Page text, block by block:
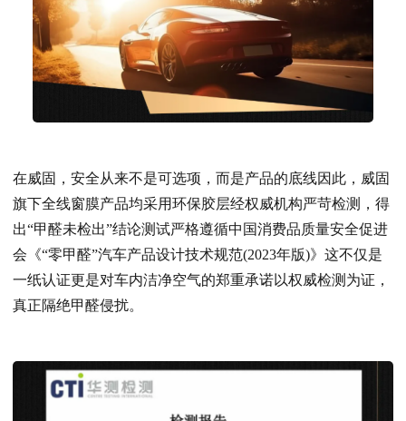
在威固 ，安全从来不是可选项，而是产品的底线因此，威固
旗下全线窗膜产品均采用环保胶层经权威机构严苛检测，得
出“甲醛未检出”结论测试严格遵循中国消费品质量安全促进
会《“零甲醛”汽车产品设计技术规范(2023年版)》这不仅是
一纸认证更是对车内洁净空气的郑重承诺以权威检测为证，
真正隔绝甲醛侵扰。